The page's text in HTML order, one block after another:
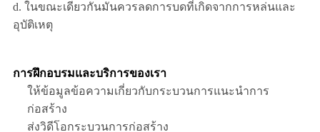
d. ในขณะเดียวกันมันควรลดการบดที่เกิดจากการหล่นและ
อุบัติเหตุ
การฝึกอบรมและบริการของเรา
ให้ข้อมูลข้อความเกี่ยวกับกระบวนการแนะนําการ
ก่อสร้าง
ส่งวิดีโอกระบวนการก่อสร้าง